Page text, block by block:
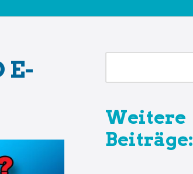
E-
Weitere
Beiträge: